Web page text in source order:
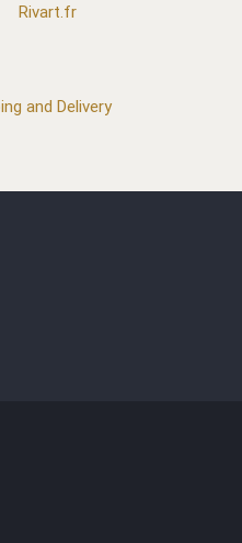
Rivart.fr
and Delivery